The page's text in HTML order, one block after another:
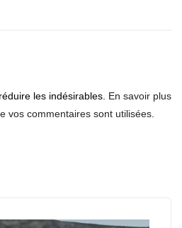
les indésirables. En savoir plus
vos commentaires sont utilisées